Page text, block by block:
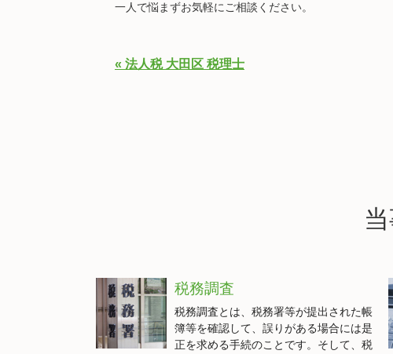
一人で悩まずお気軽にご相談ください。
« 法人税 大田区 税理士
税務調査
税務調査とは、税務署等が提出された帳
簿等を確認して、誤りがある場合には是
正を求める手続のことです。そして、税